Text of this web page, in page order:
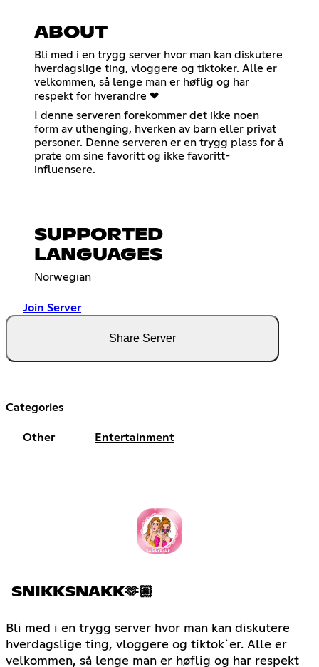
ABOUT
Bli med i en trygg server hvor man kan diskutere
hverdagslige ting, vloggere og tiktoker. Alle er
velkommen, så lenge man er høflig og har
respekt for hverandre ❤
I denne serveren forekommer det ikke noen
form av uthenging, hverken av barn eller privat
personer. Denne serveren er en trygg plass for å
prate om sine favoritt og ikke favoritt-
influensere.
SUPPORTED
LANGUAGES
Norwegian
Join Server
Share Server
Categories
Other Entertainment
SNIKKSNAKK🫶🏼
Bli med i en trygg server hvor man kan diskutere
hverdagslige ting, vloggere og tiktok`er. Alle er
velkommen, så lenge man er høflig og har respekt